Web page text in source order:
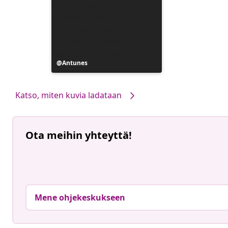
Julkaissut
Antunes
Katso, miten kuvia ladataan
Ota meihin yhteyttä!
Mene ohjekeskukseen